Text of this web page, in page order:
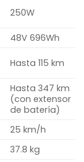
250W
48V 696Wh
Hasta 115 km
Hasta 347 km
(con extensor
de batería)
25 km/h
37.8 kg